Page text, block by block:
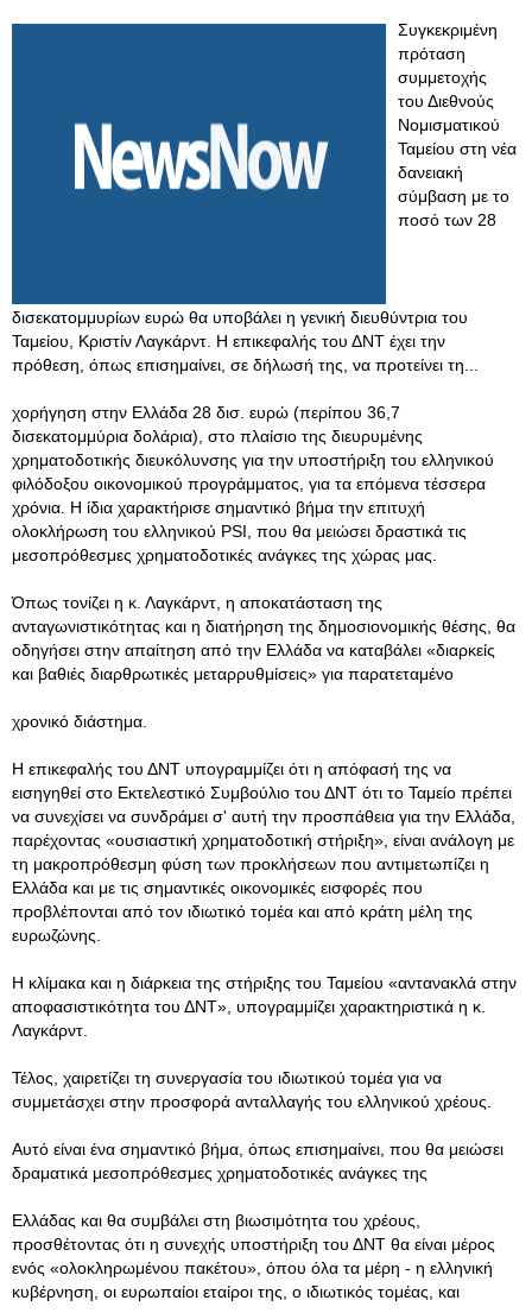
Συγκεκριμένη
πρόταση
συμμετοχής
του Διεθνούς
Νομισματικού
Ταμείου στη νέα
δανειακή
σύμβαση με το
ποσό των 28
δισεκατομμυρίων ευρώ θα υποβάλει η γενική διευθύντρια του
Ταμείου, Κριστίν Λαγκάρντ. Η επικεφαλής του ΔΝΤ έχει την
πρόθεση, όπως επισημαίνει, σε δήλωσή της, να προτείνει τη...
χορήγηση στην Ελλάδα 28 δισ. ευρώ (περίπου 36,7
δισεκατομμύρια δολάρια), στο πλαίσιο της διευρυμένης
χρηματοδοτικής διευκόλυνσης για την υποστήριξη του ελληνικού
φιλόδοξου οικονομικού προγράμματος, για τα επόμενα τέσσερα
χρόνια. Η ίδια χαρακτήρισε σημαντικό βήμα την επιτυχή
ολοκλήρωση του ελληνικού PSI, που θα μειώσει δραστικά τις
μεσοπρόθεσμες χρηματοδοτικές ανάγκες της χώρας μας.
Όπως τονίζει η κ. Λαγκάρντ, η αποκατάσταση της
ανταγωνιστικότητας και η διατήρηση της δημοσιονομικής θέσης, θα
οδηγήσει στην απαίτηση από την Ελλάδα να καταβάλει «διαρκείς
και βαθιές διαρθρωτικές μεταρρυθμίσεις» για παρατεταμένο
χρονικό διάστημα.
Η επικεφαλής του ΔΝΤ υπογραμμίζει ότι η απόφασή της να
εισηγηθεί στο Εκτελεστικό Συμβούλιο του ΔΝΤ ότι το Ταμείο πρέπει
να συνεχίσει να συνδράμει σ' αυτή την προσπάθεια για την Ελλάδα,
παρέχοντας «ουσιαστική χρηματοδοτική στήριξη», είναι ανάλογη με
τη μακροπρόθεσμη φύση των προκλήσεων που αντιμετωπίζει η
Ελλάδα και με τις σημαντικές οικονομικές εισφορές που
προβλέπονται από τον ιδιωτικό τομέα και από κράτη μέλη της
ευρωζώνης.
Η κλίμακα και η διάρκεια της στήριξης του Ταμείου «αντανακλά στην
αποφασιστικότητα του ΔΝΤ», υπογραμμίζει χαρακτηριστικά η κ.
Λαγκάρντ.
Τέλος, χαιρετίζει τη συνεργασία του ιδιωτικού τομέα για να
συμμετάσχει στην προσφορά ανταλλαγής του ελληνικού χρέους.
Αυτό είναι ένα σημαντικό βήμα, όπως επισημαίνει, που θα μειώσει
δραματικά μεσοπρόθεσμες χρηματοδοτικές ανάγκες της
Ελλάδας και θα συμβάλει στη βιωσιμότητα του χρέους,
προσθέτοντας ότι η συνεχής υποστήριξη του ΔΝΤ θα είναι μέρος
ενός «ολοκληρωμένου πακέτου», όπου όλα τα μέρη - η ελληνική
κυβέρνηση, οι ευρωπαίοι εταίροι της, ο ιδιωτικός τομέας, και